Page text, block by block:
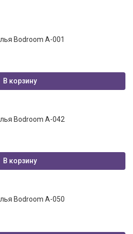
Bodroom A-001
В корзину
Bodroom A-042
В корзину
Bodroom A-050